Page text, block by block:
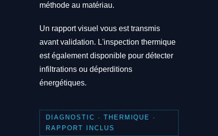
méthode au matériau.
Un rapport visuel vous est transmis
avant validation. L'inspection thermique
est également disponible pour détecter
infiltrations ou déperditions
énergétiques.
DIAGNOSTIC · THERMIQUE ·
RAPPORT INCLUS